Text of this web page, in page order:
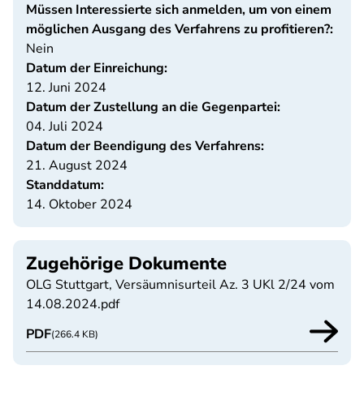
Müssen Interessierte sich anmelden, um von einem
möglichen Ausgang des Verfahrens zu profitieren?:
Nein
Datum der Einreichung:
12. Juni 2024
Datum der Zustellung an die Gegenpartei:
04. Juli 2024
Datum der Beendigung des Verfahrens:
21. August 2024
Standdatum:
14. Oktober 2024
Zugehörige Dokumente
OLG Stuttgart, Versäumnisurteil Az. 3 UKl 2/24 vom
14.08.2024.pdf
PDF(266.4 KB)